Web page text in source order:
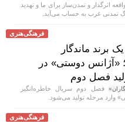
اثرگذار و تمدن‌ساز برای ما و تهدید
تمدنی غرب به حساب می‌آید.
فرهنگی‌هنری
برند ماندگار
«آژانس دوستی» در
فصل دوم
فصل دوم سریال خاطره‌انگیز
وارد مرحله تولید می‌شود.
فرهنگی‌هنری